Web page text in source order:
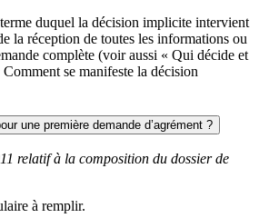
duquel la décision implicite intervient
la réception de toutes les informations ou
complète (voir aussi « Qui décide et
se manifeste la décision
une première demande d’agrément ?
relatif à la composition du dossier de
à remplir.